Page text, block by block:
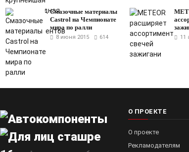
Смазочные материалы
Castrol на Чемпионате
мира по ралли
8 июня 2015 614 11
О ПРОЕКТЕ
О проекте
Рекламодателям